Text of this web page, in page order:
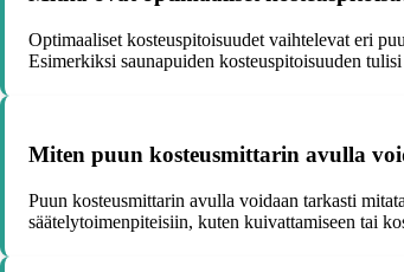
Optimaaliset kosteuspitoisuudet vaihtelevat eri
Esimerkiksi saunapuiden kosteuspitoisuuden
Miten puun kosteusmittarin avulla
Puun kosteusmittarin avulla voidaan tarkasti
säätelytoimenpiteisiin, kuten kuivattamiseen tai